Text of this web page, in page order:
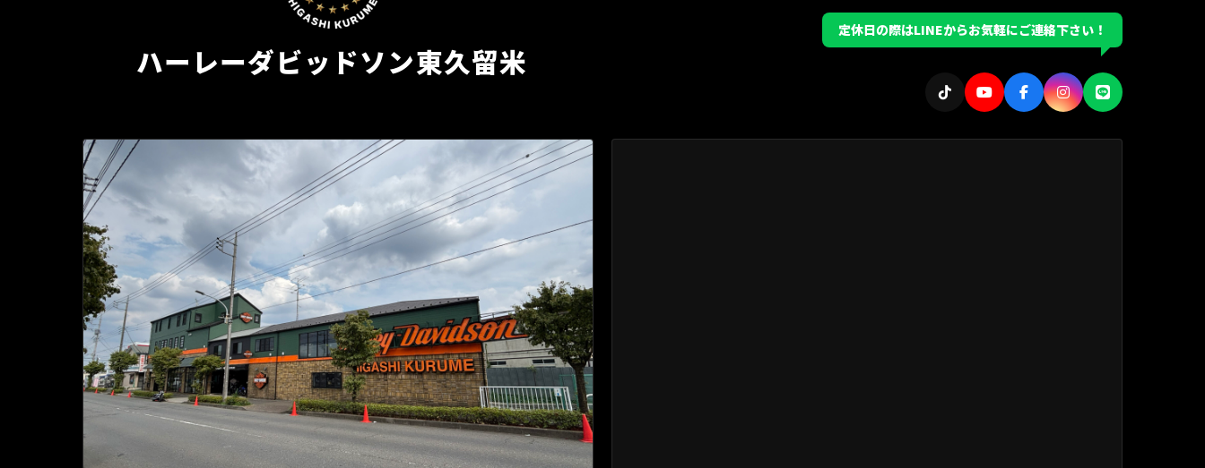
ハーレーダビッドソン東久留米
定休日の際はLINEからお気軽にご連絡下さい！